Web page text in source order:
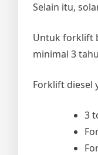
Selain itu,
Untuk forklift
minimal 3
Forklift diesel
3